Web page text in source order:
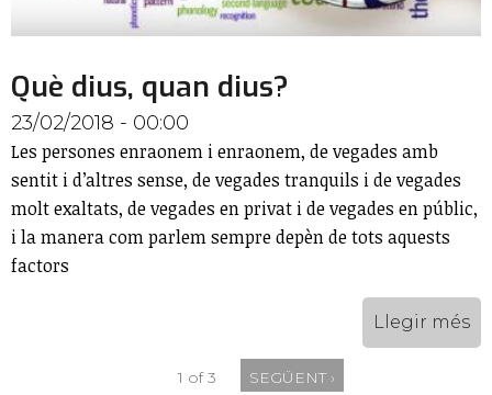
Què dius, quan dius?
23/02/2018 - 00:00
Les persones enraonem i enraonem, de vegades amb
sentit i d’altres sense, de vegades tranquils i de vegades
molt exaltats, de vegades en privat i de vegades en públic,
i la manera com parlem sempre depèn de tots aquests
factors
Llegir més
1 of 3 SEGÜENT ›